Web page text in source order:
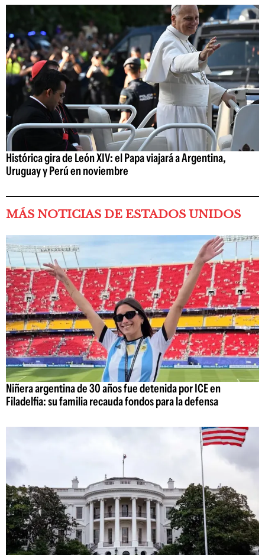
Histórica gira de León XIV: el Papa viajará a Argentina,
Uruguay y Perú en noviembre
MÁS NOTICIAS DE ESTADOS UNIDOS
Niñera argentina de 30 años fue detenida por ICE en
Filadelfia: su familia recauda fondos para la defensa